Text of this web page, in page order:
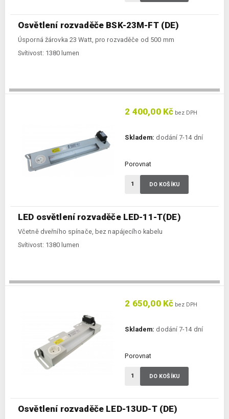
Osvětlení rozvaděče BSK-23M-FT (DE)
Úsporná žárovka 23 Watt, pro rozvaděče od 500 mm
Svítivost: 1380 lumen
LED osvětlení rozvaděče LED-11-T(DE)
Včetně dveřního spínače, bez napájecího kabelu
Svítivost: 1380 lumen
2 400,00 Kč bez DPH
Skladem: dodání 7-14 dní
Porovnat
DO KOŠÍKU
Osvětlení rozvaděče LED-13UD-T (DE)
2 650,00 Kč bez DPH
Skladem: dodání 7-14 dní
Porovnat
DO KOŠÍKU